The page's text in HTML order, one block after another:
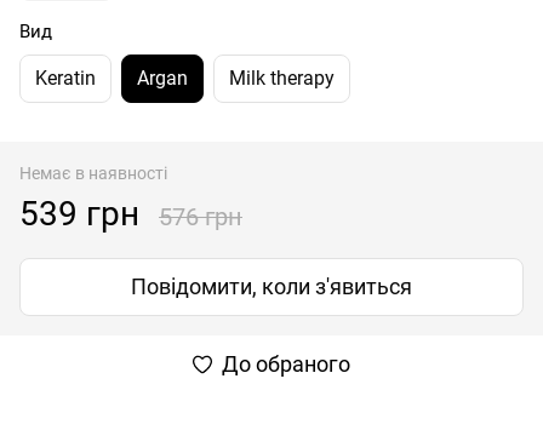
Вид
Keratin Argan Milk therapy
Немає в наявності
539 грн 576 грн
Повідомити, коли з'явиться
До обраного